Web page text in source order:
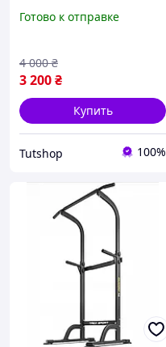
турник для дома черного
кг
Готово к отправке
3 200₴
4 000 ₴
Купить
Tutshop 100%